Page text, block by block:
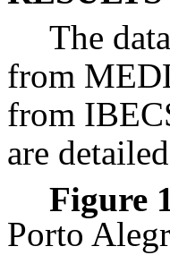
The
from
from
are
Figure
Porto